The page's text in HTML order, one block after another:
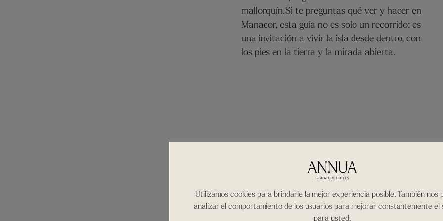
mallorquín.Si te preguntas qué ver y hacer en
Manacor, esta guía no es solo un recorrido: es
una invitación a vivir la isla desde dentro, con
los pies en la tierra y la mirada abierta.
Utilizamos cookies para brindarle la mejor experiencia posible. También nos
analizar el comportamiento de los usuarios para mejorar constantemente el
para usted.